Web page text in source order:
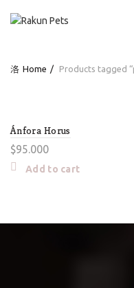
Home Products tagged
Ánfora Horus
$95.000
Add to cart